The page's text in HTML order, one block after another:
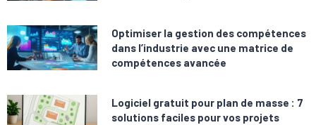
Optimiser la gestion des compétences
dans l’industrie avec une matrice de
compétences avancée
Logiciel gratuit pour plan de masse : 7
solutions faciles pour vos projets